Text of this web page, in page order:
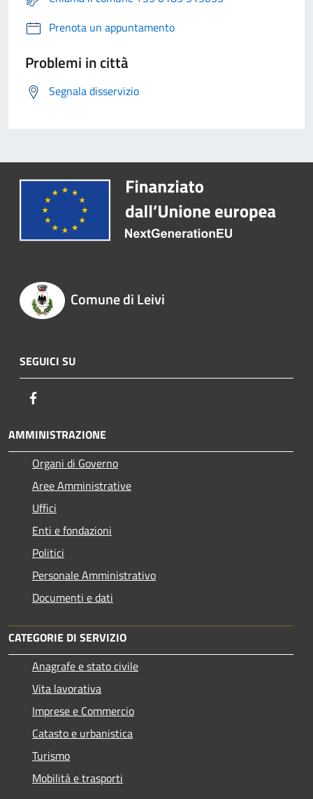
Prenota un appuntamento
Problemi in città
Segnala disservizio
Comune di Leivi
SEGUICI SU
AMMINISTRAZIONE
Organi di Governo
Aree Amministrative
Uffici
Enti e fondazioni
Politici
Personale Amministrativo
Documenti e dati
CATEGORIE DI SERVIZIO
Anagrafe e stato civile
Vita lavorativa
Imprese e Commercio
Catasto e urbanistica
Turismo
Mobilità e trasporti